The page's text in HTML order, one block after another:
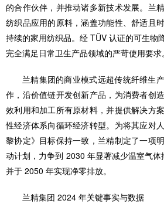
的合作伙伴，并推动诸多新技术发展。兰
纺织品应用的原料，涵盖功能性、舒适且
持续的家用纺织品。经 TÜV 认证的可生物
完全满足日常卫生产品领域的严苛使用要求。
兰精集团的商业模式远超传统纤维生
作，沿价值链开发创新产品，为消费者创
效利用和加工所有原材料，并提供解决方
性经济体系向循环经济转型。为将其应对
黎协定》目标保持一致，兰精制定了一项
动计划，力争到 2030 年显著减少温室气体
并于 2050 年实现净零排放。
兰精集团 2024 年关键事实与数据